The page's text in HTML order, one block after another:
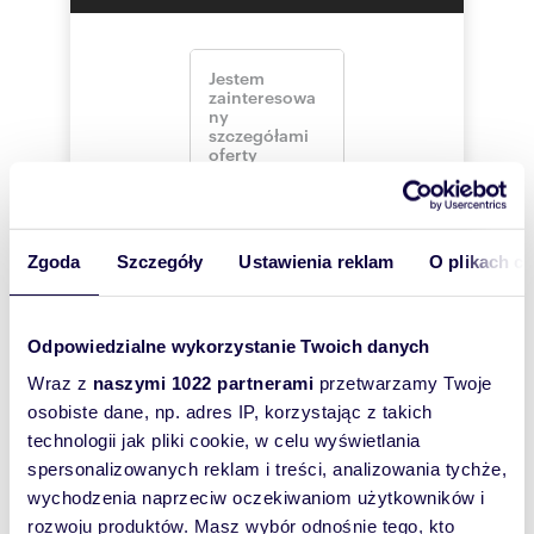
Zgoda Szczegóły Ustawienia reklam O plikach
Odpowiedzialne wykorzystanie Twoich danych
Wraz z naszymi 1022 partnerami przetwarzamy Twoje
osobiste dane, np. adres IP, korzystając z takich
technologii jak pliki cookie, w celu wyświetlania
spersonalizowanych reklam i treści, analizowania tychże,
wychodzenia naprzeciw oczekiwaniom użytkowników i
rozwoju produktów. Masz wybór odnośnie tego, kto
Zabudowa usługowa
Funkcja dopuszczalna:
Zabudowa mieszkaniowa towarzysząca -
Minimalna powierzchnia biologicznie czynna:
20%
Brak ograniczeń dotyczących wysokości
zabudowy i formy dachu
Atuty lokalizacji:
Tylko 5 km do Pruszcza Gdańskiego - szybki
Szukam najtańszego
kredytu
(rozwiń)
Interesują mnie
podobne oferty
(rozwiń)